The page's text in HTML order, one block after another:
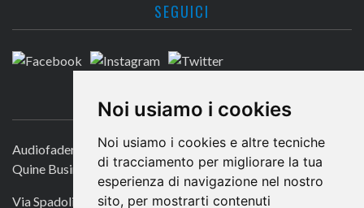
Noi usiamo i cookies
Noi usiamo i cookies e altre tecniche
di tracciamento per migliorare la tua
esperienza di navigazione nel nostro
sito, per mostrarti contenuti
SEGUICI
CONTATTACI
Audiofader.com
Quine Business Publisher
Via Spadolini 7